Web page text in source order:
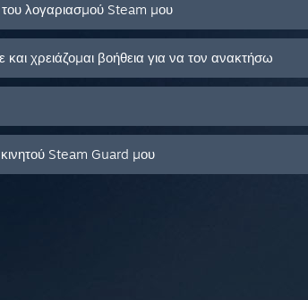
λογαριασμού Steam μου
χρειάζομαι βοήθεια για να τον ανακτήσω
Steam Guard μου